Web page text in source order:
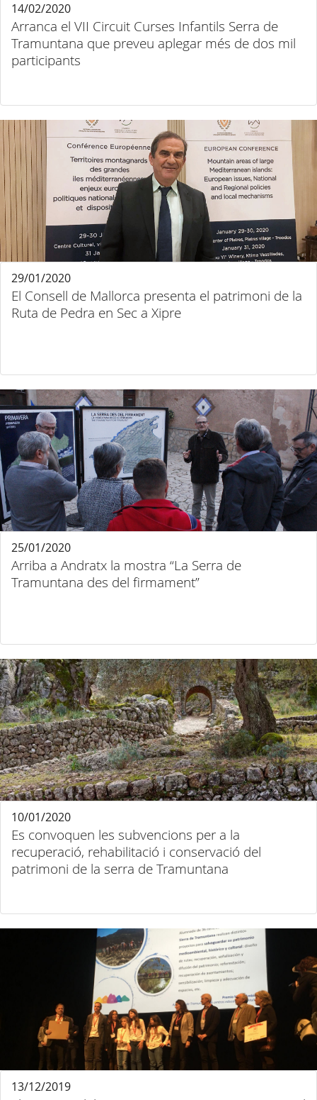
Arranca el VII Circuit Curses Infantils Serra de
Tramuntana que preveu aplegar més de dos mil
participants
14/02/2020
El Consell de Mallorca presenta el patrimoni de la
Ruta de Pedra en Sec a Xipre
29/01/2020
Arriba a Andratx la mostra “La Serra de
Tramuntana des del firmament”
25/01/2020
Es convoquen les subvencions per a la
recuperació, rehabilitació i conservació del
patrimoni de la serra de Tramuntana
10/01/2020
13/12/2019